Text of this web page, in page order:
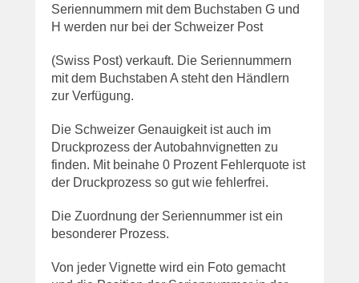
Seriennummern mit dem Buchstaben G und
H werden nur bei der Schweizer Post
(Swiss Post) verkauft. Die Seriennummern
mit dem Buchstaben A steht den Händlern
zur Verfügung.
Die Schweizer Genauigkeit ist auch im
Druckprozess der Autobahnvignetten zu
finden. Mit beinahe 0 Prozent Fehlerquote ist
der Druckprozess so gut wie fehlerfrei.
Die Zuordnung der Seriennummer ist ein
besonderer Prozess.
Von jeder Vignette wird ein Foto gemacht